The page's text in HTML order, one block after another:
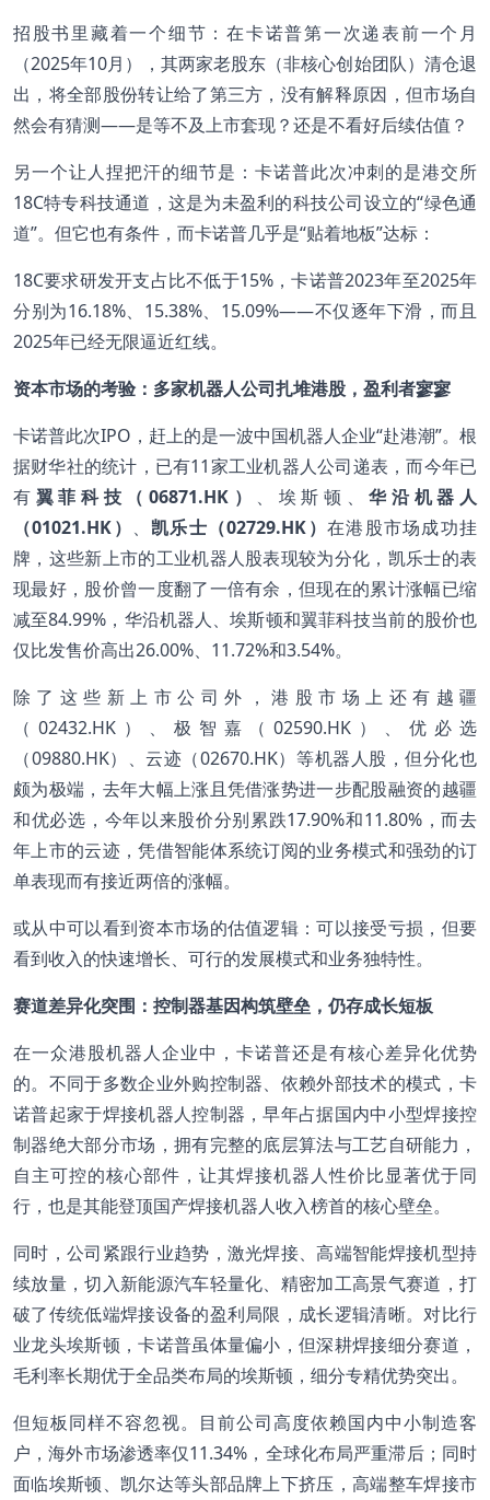
招股书里藏着一个细节：在卡诺普第一次递表前一个月
（2025年10月），其两家老股东（非核心创始团队）清仓退
出，将全部股份转让给了第三方，没有解释原因，但市场自
然会有猜测——是等不及上市套现？还是不看好后续估值？
另一个让人捏把汗的细节是：卡诺普此次冲刺的是港交所
18C特专科技通道，这是为未盈利的科技公司设立的“绿色通
道”。但它也有条件，而卡诺普几乎是“贴着地板”达标：
18C要求研发开支占比不低于15%，卡诺普2023年至2025年
分别为16.18%、15.38%、15.09%——不仅逐年下滑，而且
2025年已经无限逼近红线。
资本市场的考验：多家机器人公司扎堆港股，盈利者寥寥
卡诺普此次IPO，赶上的是一波中国机器人企业“赴港潮”。根
据财华社的统计，已有11家工业机器人公司递表，而今年已
有 翼菲科技（06871.HK） 、埃斯顿、华沿机器人
（01021.HK） 、凯乐士（02729.HK） 在港股市场成功挂
牌，这些新上市的工业机器人股表现较为分化，凯乐士的表
现最好，股价曾一度翻了一倍有余，但现在的累计涨幅已缩
减至84.99%，华沿机器人、埃斯顿和翼菲科技当前的股价也
仅比发售价高出26.00%、11.72%和3.54%。
除了这些新上市公司外，港股市场上还有越疆
（02432.HK）、极智嘉（02590.HK）、优必选
（09880.HK）、云迹（02670.HK）等机器人股，但分化也
颇为极端，去年大幅上涨且凭借涨势进一步配股融资的越疆
和优必选，今年以来股价分别累跌17.90%和11.80%，而去
年上市的云迹，凭借智能体系统订阅的业务模式和强劲的订
单表现而有接近两倍的涨幅。
或从中可以看到资本市场的估值逻辑：可以接受亏损，但要
看到收入的快速增长、可行的发展模式和业务独特性。
赛道差异化突围：控制器基因构筑壁垒，仍存成长短板
在一众港股机器人企业中，卡诺普还是有核心差异化优势
的。不同于多数企业外购控制器、依赖外部技术的模式，卡
诺普起家于焊接机器人控制器，早年占据国内中小型焊接控
制器绝大部分市场，拥有完整的底层算法与工艺自研能力，
自主可控的核心部件，让其焊接机器人性价比显著优于同
行，也是其能登顶国产焊接机器人收入榜首的核心壁垒。
同时，公司紧跟行业趋势，激光焊接、高端智能焊接机型持
续放量，切入新能源汽车轻量化、精密加工高景气赛道，打
破了传统低端焊接设备的盈利局限，成长逻辑清晰。对比行
业龙头埃斯顿，卡诺普虽体量偏小，但深耕焊接细分赛道，
毛利率长期优于全品类布局的埃斯顿，细分专精优势突出。
但短板同样不容忽视。目前公司高度依赖国内中小制造客
户，海外市场渗透率仅11.34%，全球化布局严重滞后；同时
面临埃斯顿、凯尔达等头部品牌上下挤压，高端整车焊接市